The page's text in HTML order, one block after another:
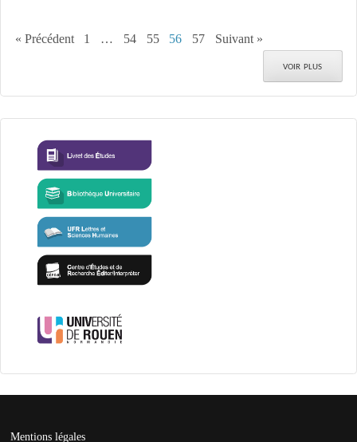
« Précédent 1 … 54 55 56 57 Suivant »
Mentions légales